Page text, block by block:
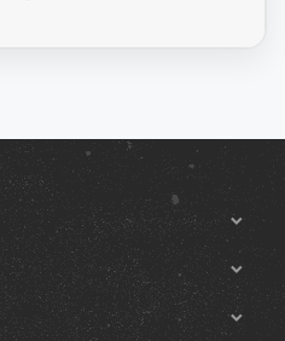


